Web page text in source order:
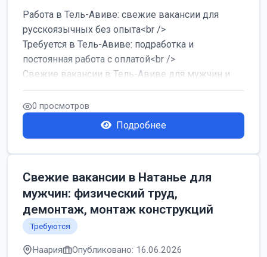
Работа в Тель-Авиве: свежие вакансии для
русскоязычных без опыта<br />
Требуется в Тель-Авиве: подработка и
постоянная работа с оплатой<br />
Свежие вакансии в Тель-Авиве для мужчин и
женщин от хозя...
0 просмотров
Подробнее
Свежие вакансии в Натанье для
мужчин: физический труд,
демонтаж, монтаж конструкций
Требуются
Наария Опубликовано: 16.06.2026